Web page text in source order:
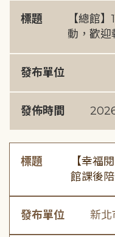
標題
【總館
動，歡迎
發布單位
發佈時間
標題
【幸福
館課後
發布單位 新北